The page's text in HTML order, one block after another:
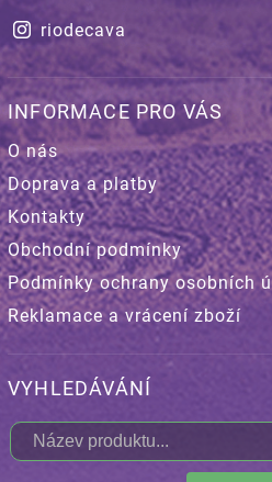
riodecava
INFORMACE PRO VÁS
O nás
Doprava a platby
Kontakty
Obchodní podmínky
Podmínky ochrany osobních
Reklamace a vrácení zboží
VYHLEDÁVÁNÍ